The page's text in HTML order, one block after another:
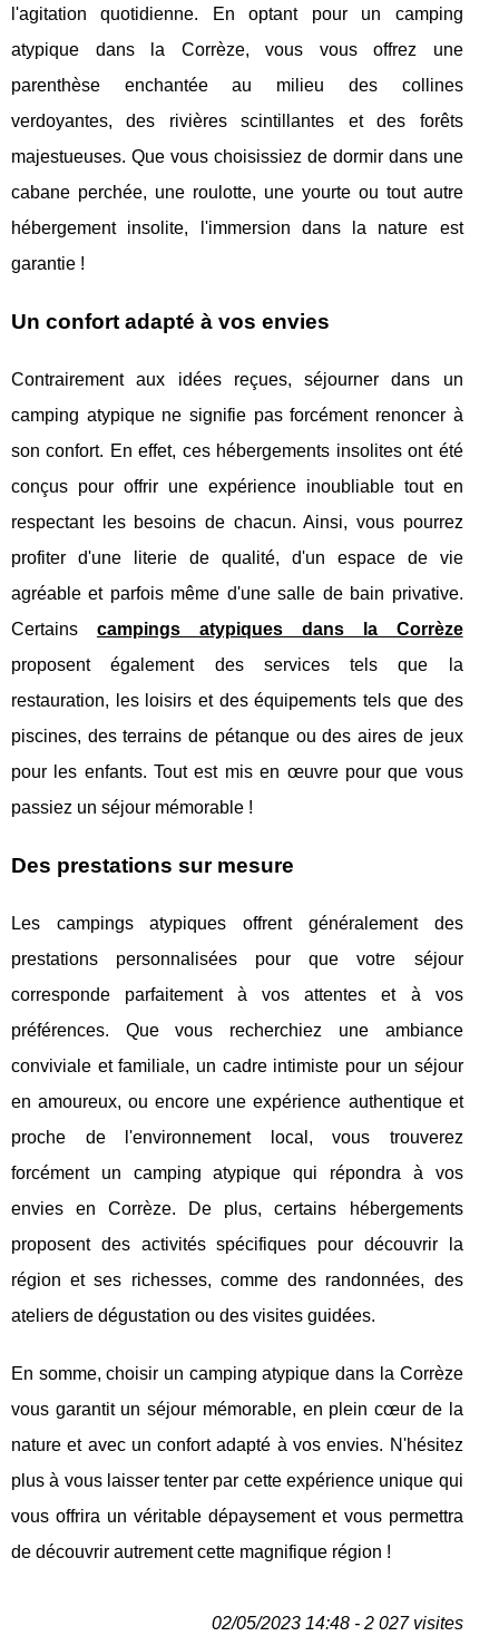
l'agitation quotidienne. En optant pour un camping
atypique dans la Corrèze, vous vous offrez une
parenthèse enchantée au milieu des collines
verdoyantes, des rivières scintillantes et des forêts
majestueuses. Que vous choisissiez de dormir dans une
cabane perchée, une roulotte, une yourte ou tout autre
hébergement insolite, l'immersion dans la nature est
garantie !
Un confort adapté à vos envies
Contrairement aux idées reçues, séjourner dans un
camping atypique ne signifie pas forcément renoncer à
son confort. En effet, ces hébergements insolites ont été
conçus pour offrir une expérience inoubliable tout en
respectant les besoins de chacun. Ainsi, vous pourrez
profiter d'une literie de qualité, d'un espace de vie
agréable et parfois même d'une salle de bain privative.
Certains campings atypiques dans la Corrèze
proposent également des services tels que la
restauration, les loisirs et des équipements tels que des
piscines, des terrains de pétanque ou des aires de jeux
pour les enfants. Tout est mis en œuvre pour que vous
passiez un séjour mémorable !
Des prestations sur mesure
Les campings atypiques offrent généralement des
prestations personnalisées pour que votre séjour
corresponde parfaitement à vos attentes et à vos
préférences. Que vous recherchiez une ambiance
conviviale et familiale, un cadre intimiste pour un séjour
en amoureux, ou encore une expérience authentique et
proche de l'environnement local, vous trouverez
forcément un camping atypique qui répondra à vos
envies en Corrèze. De plus, certains hébergements
proposent des activités spécifiques pour découvrir la
région et ses richesses, comme des randonnées, des
ateliers de dégustation ou des visites guidées.
En somme, choisir un camping atypique dans la Corrèze
vous garantit un séjour mémorable, en plein cœur de la
nature et avec un confort adapté à vos envies. N'hésitez
plus à vous laisser tenter par cette expérience unique qui
vous offrira un véritable dépaysement et vous permettra
de découvrir autrement cette magnifique région !
02/05/2023 14:48 - 2 027 visites